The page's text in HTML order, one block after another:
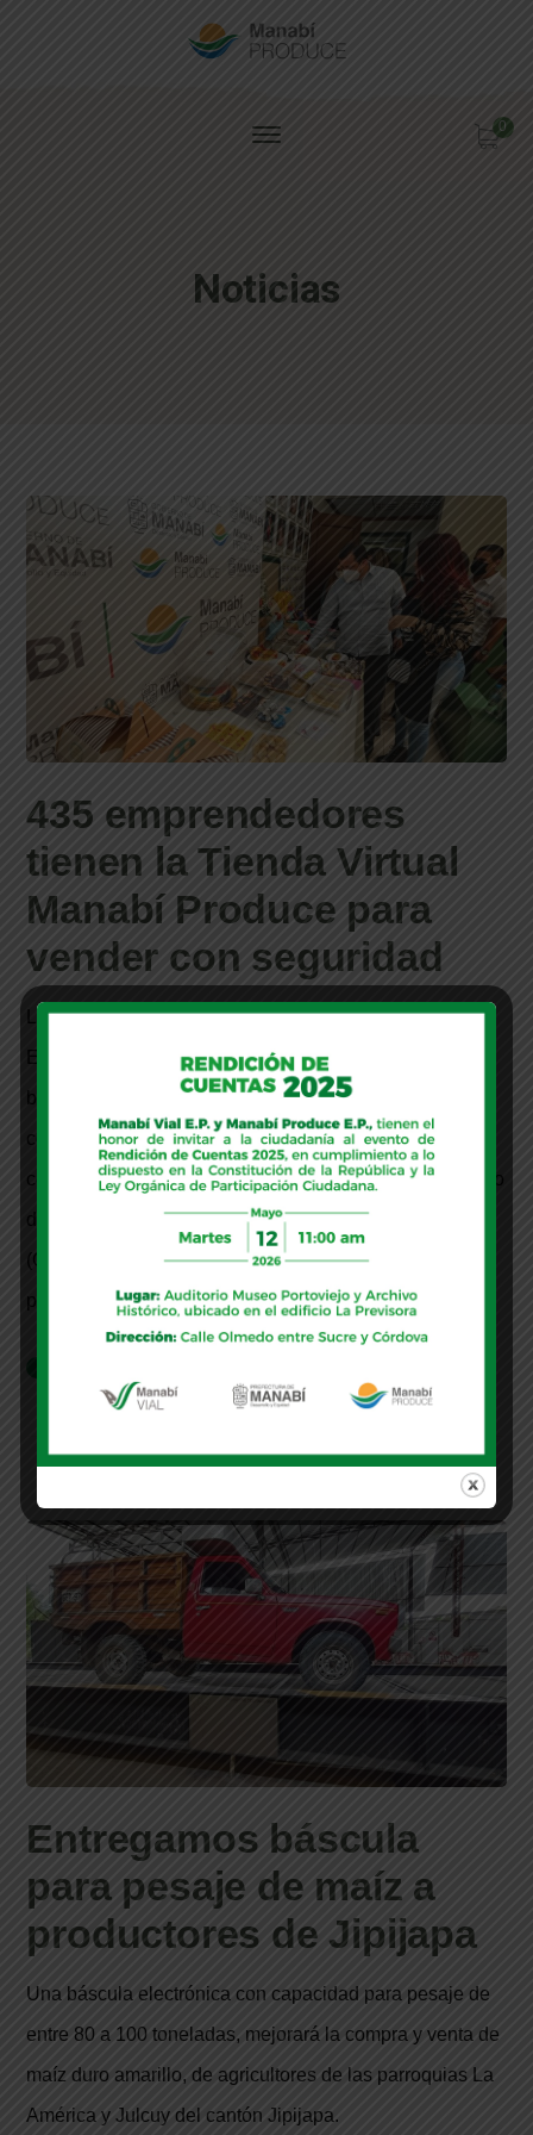
0
Noticias
435 emprendedores
tienen la Tienda Virtual
Manabí Produce para
vender con seguridad
La tienda virtual Manabí Produce del proyecto
Emprende Segur@ es una realidad. Esta iniciativa
beneficiará a 435 emprendedores manabitas y de la
comunidad de migrantes en el Ecuador, gracias al
convenio de cooperación internacional entre el Gobierno
de Manabí, la Organización Internacional del Trabajo
(OIT), y el apoyo de la Agencia de los Estados Unidos
para el Desarrollo USAID.
Entregamos báscula
para pesaje de maíz a
productores de Jipijapa
Una báscula electrónica con capacidad para pesaje de
entre 80 a 100 toneladas, mejorará la compra y venta de
maíz duro amarillo, de agricultores de las parroquias La
América y Julcuy del cantón Jipijapa.